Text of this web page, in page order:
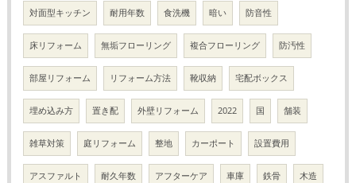
対面型キッチン 耐用年数 食洗機 暗い 防音性
床リフォーム 無垢フローリング 複合フローリング 防汚性
部屋リフォーム リフォーム方法 靴収納 宅配ボックス
埋め込み方 置き配 外壁リフォーム 2022 国 舗装
雑草対策 庭リフォーム 整地 カーポート 設置費用
アスファルト 耐久年数 アフターケア 車庫 鉄骨 木造